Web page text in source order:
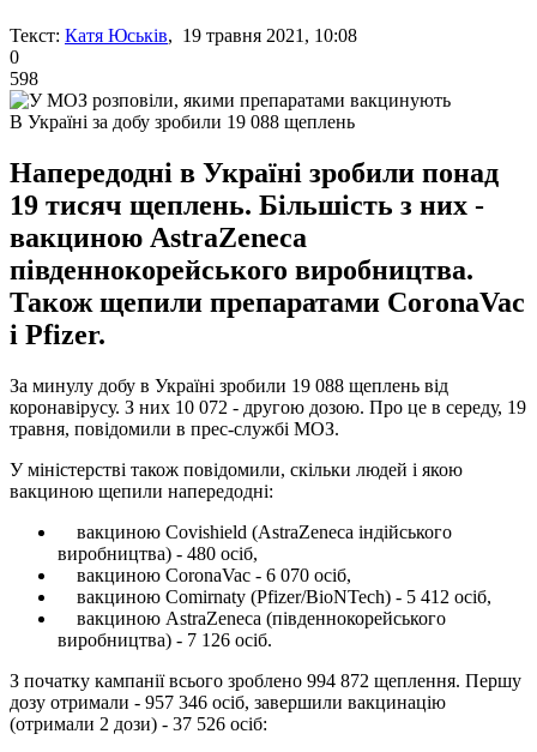
Текст: Катя Юськів, 19 травня 2021, 10:08
0
598
В Україні за добу зробили 19 088 щеплень
Напередодні в Україні зробили понад
19 тисяч щеплень. Більшість з них -
вакциною AstraZeneca
південнокорейського виробництва.
Також щепили препаратами CoronaVac
і Pfizer.
За минулу добу в Україні зробили 19 088 щеплень від
коронавірусу. З них 10 072 - другою дозою. Про це в середу, 19
травня, повідомили в прес-службі МОЗ.
У міністерстві також повідомили, скільки людей і якою
вакциною щепили напередодні:
вакциною Covishield (AstraZeneca індійського
виробництва) - 480 осіб,
вакциною CoronaVac - 6 070 осіб,
вакциною Comirnaty (Pfizer/BioNTech) - 5 412 осіб,
вакциною AstraZeneca (південнокорейського
виробництва) - 7 126 осіб.
З початку кампанії всього зроблено 994 872 щеплення. Першу
дозу отримали - 957 346 осіб, завершили вакцинацію
(отримали 2 дози) - 37 526 осіб: